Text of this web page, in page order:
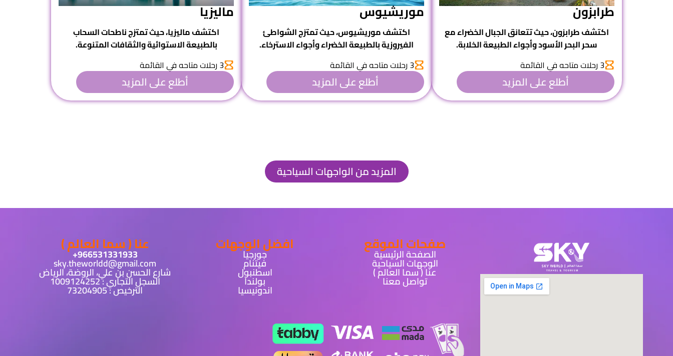
طرابزون
اكتشفطرابزون، حيث تتعانق الجبال الخضراء مع
سحر البحر الأسود وأجواء الطبيعة الخلابة.
3 رحلات متاحه في القائمة
أطلع على المزيد
موريشيوس
اكتشفموريشيوس، حيث تمتزج الشواطئ
الفيروزية بالطبيعة الخضراء وأجواء الاسترخاء.
3 رحلات متاحه في القائمة
أطلع على المزيد
ماليزيا
اكتشف ماليزيا، حيث تمتزج ناطحات السحاب
بالطبيعة الاستوائية والثقافات المتنوعة.
3 رحلات متاحه في القائمة
أطلع على المزيد
المزيد من الواجهات السياحية
صفحات الموقع
الصفحة الرئيسية
الوجهات السياحية
عنا ( سما العالم )
تواصل معنا
افضل الوجهات
جورجيا
فيتنام
اسطنبول
بولندا
اندونيسيا
عنا ( سما العالم )
sky.theworldd@gmail.com
شارع الحسن بن علي، الروضة، الرياض
السجل التجاري : 1009124252
الترخيص : 73204905